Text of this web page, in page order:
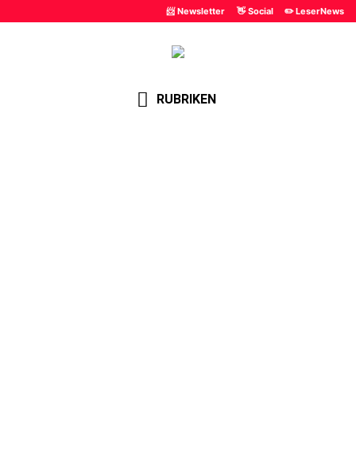
📨 Newsletter 👋 Social ✏️ LeserNews
RUBRIKEN